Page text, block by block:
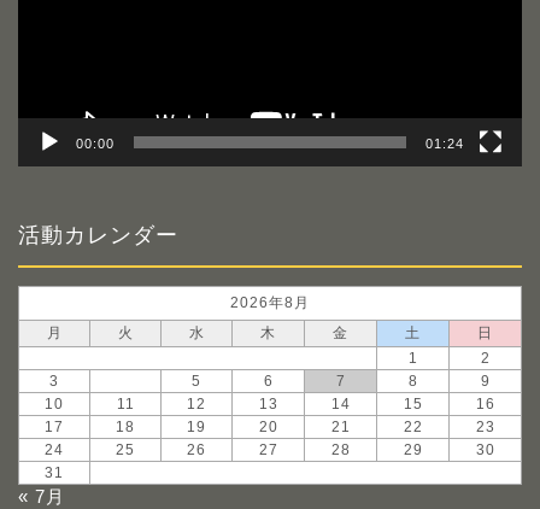
00:00 01:24
活動カレンダー
2026年8月
月
火 水 木 金 土
日
1
2
3
5 6 7 8
9
10
11 12 13 14 15
16
17
18 19 20 21 22
23
24
25 26 27 28 29
30
31
« 7月